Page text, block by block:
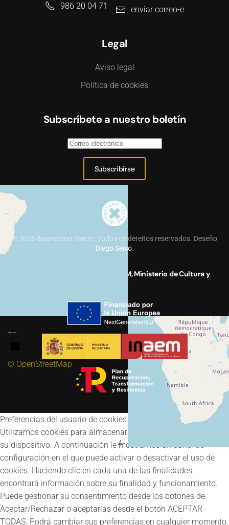
4
30
+−
© OpenStreetMap
986 20 04 71
enviar correo-e
Legal
Aviso legal
Política de cookies
Subscríbete a nuestro boletín
Subscribirse
© 2026 Ibuprofeno Teatro. Todos os dereitos reservados. Deseño
Diego Seixo.
Proyecto financiado por el INAEM, Ministerio de Cultura y
Deporte
Preferencias del usuario de cookies
Utilizamos cookies para almacenar y acceder a información en
su dispositivo. A continuación le mostramos un panel de
configuración en el que puede activar o desactivar el uso de
cookies. Haciendo clic en cada una de las finalidades
encontrará información sobre su finalidad y funcionamiento.
Puede gestionar su consentimiento desde los botones de
Aceptar/Rechazar o aceptarlas desde el botón ACEPTAR
TODAS. Podrá cambiar sus preferencias en cualquier momento,